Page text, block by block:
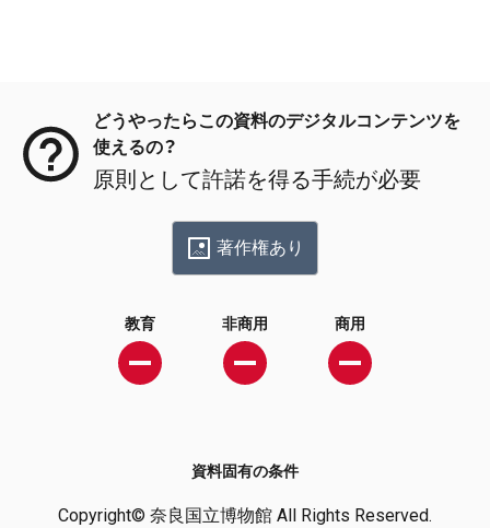
どうやったらこの資料のデジタルコンテンツを
使えるの？
原則として許諾を得る手続が必要
著作権あり
教育 非商用 商用
資料固有の条件
Copyright© 奈良国立博物館 All Rights Reserved.